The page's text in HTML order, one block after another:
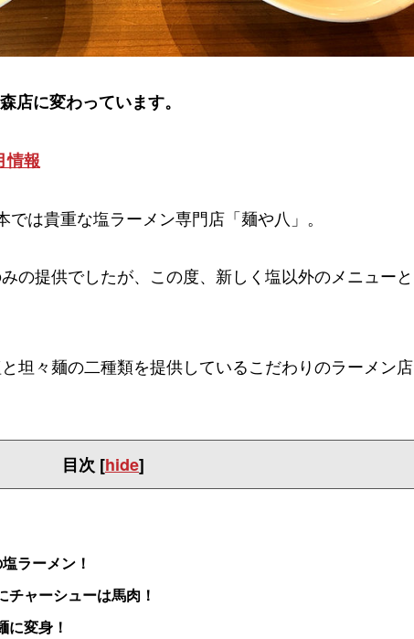
に変わっています。
情報
は貴重な塩ラーメン専門店「麺や八」。
の提供でしたが、この度、新しく塩以外のメニューと
坦々麺の二種類を提供しているこだわりのラーメン店
目次 [hide]
ラーメン！
ャーシューは馬肉！
に変身！